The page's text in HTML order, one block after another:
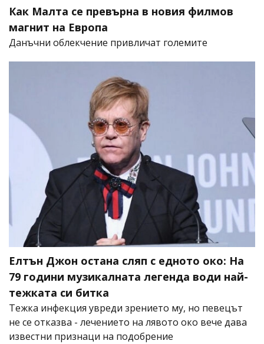
Как Малта се превърна в новия филмов
магнит на Европа
Данъчни облекчение привличат големите
Елтън Джон остана сляп с едното око: На
79 години музикалната легенда води най-
тежката си битка
Тежка инфекция увреди зрението му, но певецът
не се отказва - лечението на лявото око вече дава
известни признаци на подобрение